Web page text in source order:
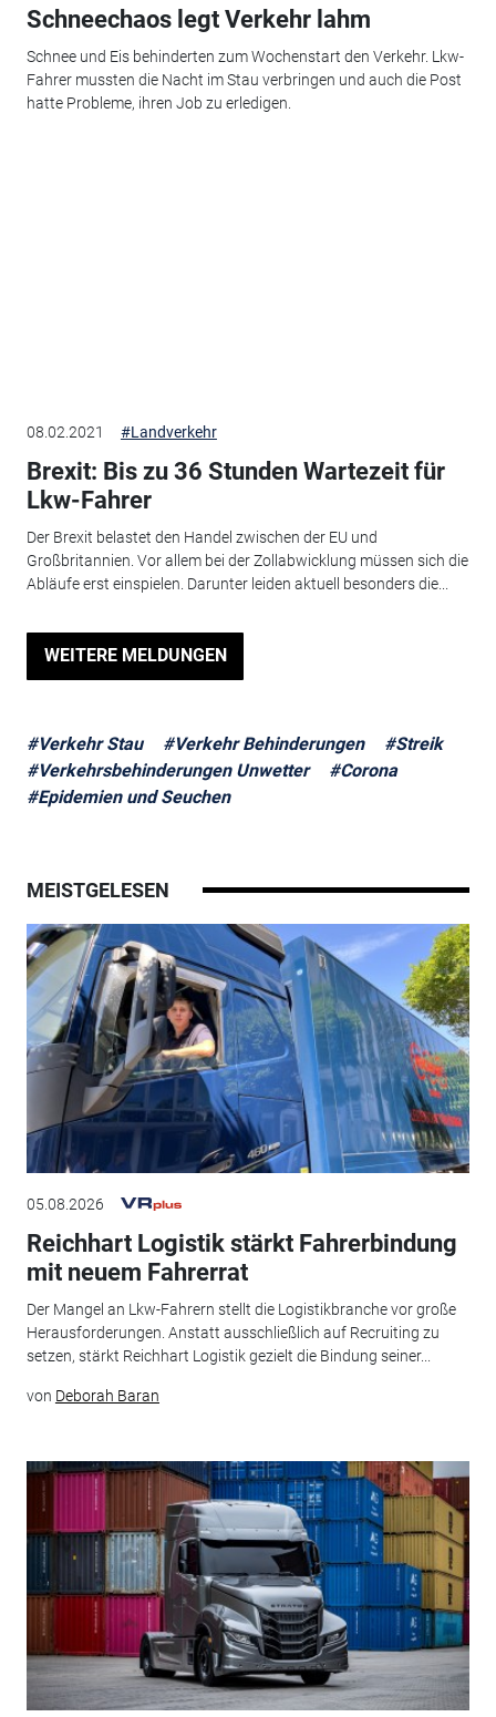
Schneechaos legt Verkehr lahm
Schnee und Eis behinderten zum Wochenstart den Verkehr. Lkw-
Fahrer mussten die Nacht im Stau verbringen und auch die Post
hatte Probleme, ihren Job zu erledigen.
08.02.2021 #Landverkehr
Brexit: Bis zu 36 Stunden Wartezeit für
Lkw-Fahrer
Der Brexit belastet den Handel zwischen der EU und
Großbritannien. Vor allem bei der Zollabwicklung müssen sich die
Abläufe erst einspielen. Darunter leiden aktuell besonders die...
WEITERE MELDUNGEN
#Verkehr Stau #Verkehr Behinderungen
#Streik
#Verkehrsbehinderungen Unwetter
#Corona
#Epidemien und Seuchen
MEISTGELESEN
05.08.2026
Reichhart Logistik stärkt Fahrerbindung
mit neuem Fahrerrat
Der Mangel an Lkw-Fahrern stellt die Logistikbranche vor große
Herausforderungen. Anstatt ausschließlich auf Recruiting zu
setzen, stärkt Reichhart Logistik gezielt die Bindung seiner...
von Deborah Baran